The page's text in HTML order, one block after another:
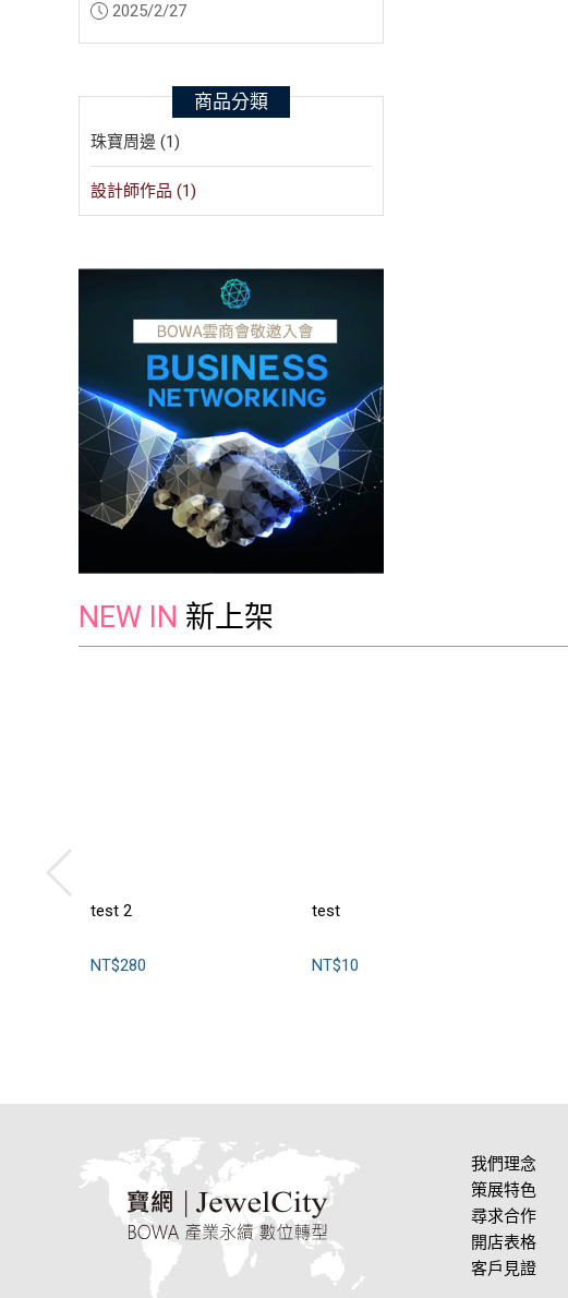
2025/2/27
商品分類
珠寶周邊 (1)
設計師作品 (1)
NEW IN 新上架
test 2
NT$280
test
NT$10
我們理念
策展特色
尋求合作
開店表格
客戶見證